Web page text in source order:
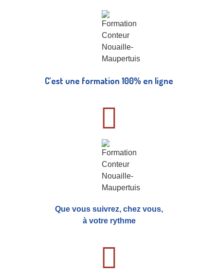
C’est une formation 100% en ligne
Que vous suivrez, chez vous,
à votre rythme